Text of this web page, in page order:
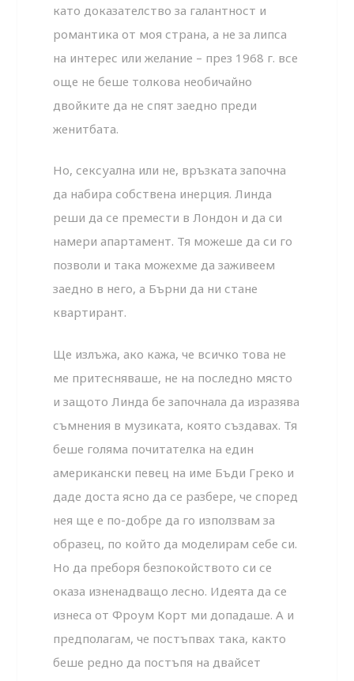
като доказателство за галантност и
романтика от моя страна, а не за липса
на интерес или желание – през 1968 г. все
още не беше толкова необичайно
двойките да не спят заедно преди
женитбата.
Но, сексуална или не, връзката започна
да набира собствена инерция. Линда
реши да се премести в Лондон и да си
намери апартамент. Тя можеше да си го
позволи и така можехме да заживеем
заедно в него, а Бърни да ни стане
квартирант.
Ще излъжа, ако кажа, че всичко това не
ме притесняваше, не на последно място
и защото Линда бе започнала да изразява
съмнения в музиката, която създавах. Тя
беше голяма почитателка на един
американски певец на име Бъди Греко и
даде доста ясно да се разбере, че според
нея ще е по-добре да го използвам за
образец, по който да моделирам себе си.
Но да преборя безпокойството си се
оказа изненадващо лесно. Идеята да се
изнеса от Фроум Корт ми допадаше. А и
предполагам, че постъпвах така, както
беше редно да постъпя на двайсет